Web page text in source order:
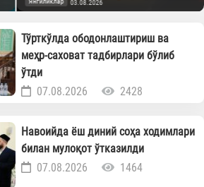
Тўрткўлда ободонлаштириш ва
меҳр-саховат тадбирлари бўлиб
ўтди
07.08.2026
2428
Навоийда ёш диний соҳа ходимлари
билан мулоқот ўтказилди
07.08.2026
1464